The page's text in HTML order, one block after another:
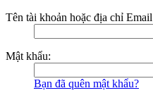
Tên tài khoản hoặc địa chỉ
Mật khẩu:
Bạn đã quên mật khẩu?